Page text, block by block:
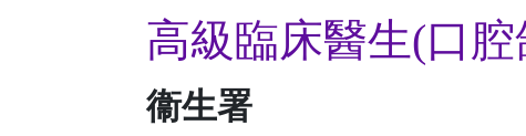
高級臨床醫生(口
衞生署